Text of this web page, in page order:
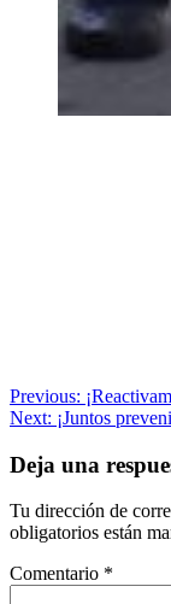
Navegación
de
entradas
Previous:
Next: ¡Juntos
Deja una
Tu dirección de
obligatorios están
Comentario *